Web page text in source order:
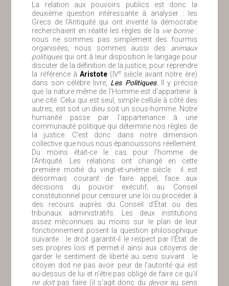
La relation aux pouvoirs publics est donc la
deuxième question intéressante à analyser : les
Grecs de l’Antiquité qui ont inventé la démocratie
recherchaient en réalité les règles de la vie bonne:
nous ne sommes pas simplement des fourmis
organisées, nous sommes aussi des animaux
politiquesqui ont à leur disposition le langage pour
discuter de la définition de la justice, pour reprendre
la référence à Aristote(IVe siècle avant notre ère)
dans son célèbre livre, Les Politiques. Il y précise
que la nature même de l’Homme est d’appartenir à
une cité. Celui qui est seul, simple cellule à côté des
autres, est soit un dieu soit un sous-homme. Notre
humanité passe par l’appartenance à une
communauté politique qui détermine nos règles de
la justice. C’est donc dans notre dimension
collective que nous nous épanouissons réellement.
Du moins était-ce le cas pour l’homme de
l’Antiquité. Les relations ont changé en cette
première moitié du vingt-et-unième siècle : il est
désormais courant de faire appel, face aux
décisions du pouvoir exécutif, au Conseil
constitutionnel pour censurer une loi ou procéder à
des recours auprès du Conseil d’État ou des
tribunaux administratifs. Les deux institutions
assez méconnues au moins sur le plan de leur
fonctionnement posent la question philosophique
suivante : le droit garantit-il le respect par l’État de
ses propres lois et permet-il ainsi aux citoyens de
garder le sentiment de liberté au sens suivant : le
citoyen doit ne pas avoir peur de l’autorité qui est
au-dessus de lui et n’être pas obligé de faire ce qu’il
ne doitpas faire (il s’agit donc du devoirau sens